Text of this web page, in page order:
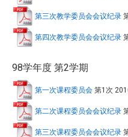
第三次教学委员会会议纪录
第四次教学委员会会议纪录
98学年度 第2学期
第一次课程委员会 第1次
第二次课程委员会会议纪录
第三次课程委员会会议纪录